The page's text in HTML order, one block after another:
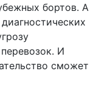
бортов. А
И
сможет